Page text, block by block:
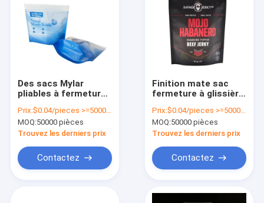
Des sacs Mylar
pliables à fermeture
fermées avec
impression de logo
de fermeture
gelée
Prix:$0.04/pieces >=50000 pieces
MOQ:50000 pièces
Trouvez les derniers prix
Contactez
Finition mate sac
fermeture à glissière
d'aluminium sac de
poupée pour
collations
Prix:$0.04/pieces >=50000 pieces
MOQ:50000 pièces
Trouvez les derniers prix
Contactez